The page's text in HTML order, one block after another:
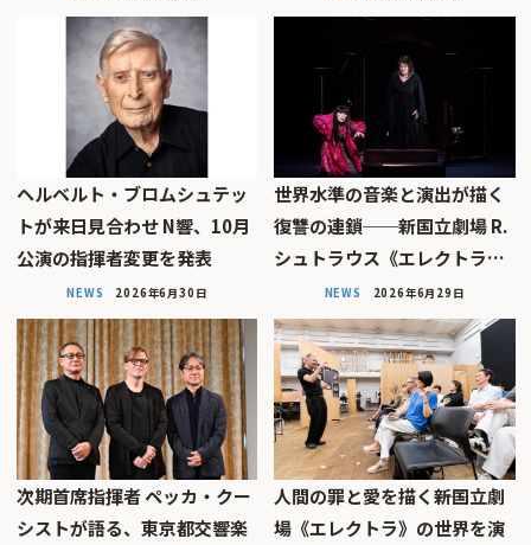
ヘルベルト・ブロムシュテッ
トが来日見合わせ N響、10月
公演の指揮者変更を発表
NEWS 2026年6月30日
世界水準の音楽と演出が描く
復讐の連鎖──新国立劇場 R.
シュトラウス《エレクトラ…
NEWS 2026年6月29日
次期首席指揮者 ペッカ・クー
シストが語る、東京都交響楽
人間の罪と愛を描く――新国立劇
場《エレクトラ》の世界を演